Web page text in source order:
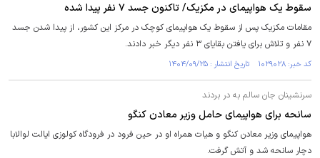
سقوط یک هواپیمای در مکزیک/ تاکنون جسد ۷ نفر پیدا شده
مقامات مکزیک پس از سقوط یک هواپیمای کوچک در مرکز این کشور، از پیدا شدن جسد
۷ نفر و تلاش برای یافتن بقایای ۳ نفر دیگر خبر دادند.
کد خبر: ۱۰۲۹۰۲۸ تاریخ انتشار : ۱۴۰۴/۰۹/۲۵
سرنشینان جان سالم به در بردند
سانحه برای هواپیمای حامل وزیر معادن کنگو
هواپیمای وزیر معادن کنگو و هیات همراه او در حین فرود در فرودگاه کولوزی ایالت لوالابا
دچار سانحه شد و آتش گرفت.